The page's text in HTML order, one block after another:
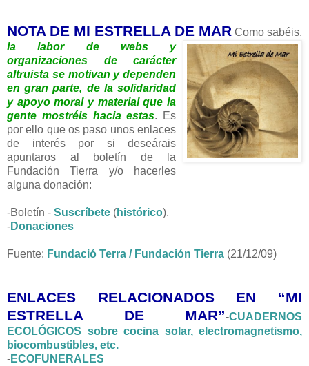
NOTA DE MI ESTRELLA DE MAR Como sabéis,
la labor de webs y
organizaciones de carácter
altruista se motivan y dependen
en gran parte, de la solidaridad
y apoyo moral y material que la
gente mostréis hacia estas. Es
por ello que os paso unos enlaces
de interés por si deseárais
apuntaros al boletín de la
Fundación Tierra y/o hacerles
alguna donación:
-Boletín - Suscríbete (histórico).
-Donaciones
Fuente: Fundació Terra / Fundación Tierra (21/12/09)
ENLACES RELACIONADOS EN “MI
ESTRELLA DE MAR”-CUADERNOS
ECOLÓGICOS sobre cocina solar, electromagnetismo,
biocombustibles, etc.
-ECOFUNERALES